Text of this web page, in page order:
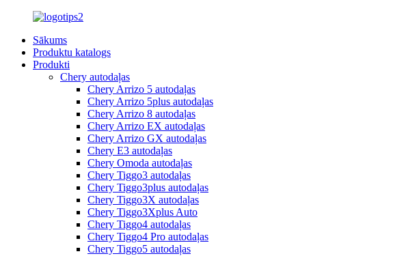
Sākums
Produktu katalogs
Produkti
Chery autodaļas
Chery Arrizo 5 autodaļas
Chery Arrizo 5plus autodaļas
Chery Arrizo 8 autodaļas
Chery Arrizo EX autodaļas
Chery Arrizo GX autodaļas
Chery E3 autodaļas
Chery Omoda autodaļas
Chery Tiggo3 autodaļas
Chery Tiggo3plus autodaļas
Chery Tiggo3X autodaļas
Chery Tiggo3Xplus Auto
Chery Tiggo4 autodaļas
Chery Tiggo4 Pro autodaļas
Chery Tiggo5 autodaļas